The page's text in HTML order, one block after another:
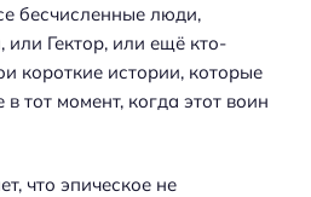
бесчисленные люди,
Гектор, или ещё кто-
короткие истории, которые
тот момент, когда этот воин
что эпическое не